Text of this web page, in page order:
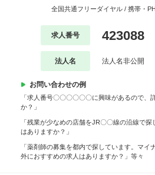
全国共通フリーダイヤル / 携帯・
求人番号 423088
法人名 法人名非公開
お問い合わせの例
「求人番号〇〇〇〇〇〇に興味があるので、
か？」
「残業が少なめの店舗をJR〇〇線の沿線で
はありますか？」
「薬剤師の募集を都内で探しています。マイ
外におすすめの求人はありますか？」等々